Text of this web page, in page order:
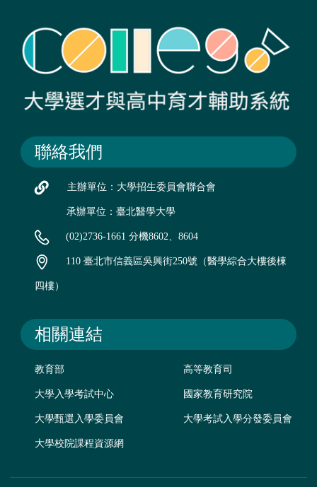
聯絡我們
主辦單位：大學招生委員會聯合會
承辦單位：臺北醫學大學
(02)2736-1661 分機8602、8604
110 臺北市信義區吳興街250號（醫學綜合大樓後棟
四樓）
相關連結
教育部 高等教育司
大學入學考試中心 國家教育研究院
大學甄選入學委員會 大學考試入學分發委員會
大學校院課程資源網